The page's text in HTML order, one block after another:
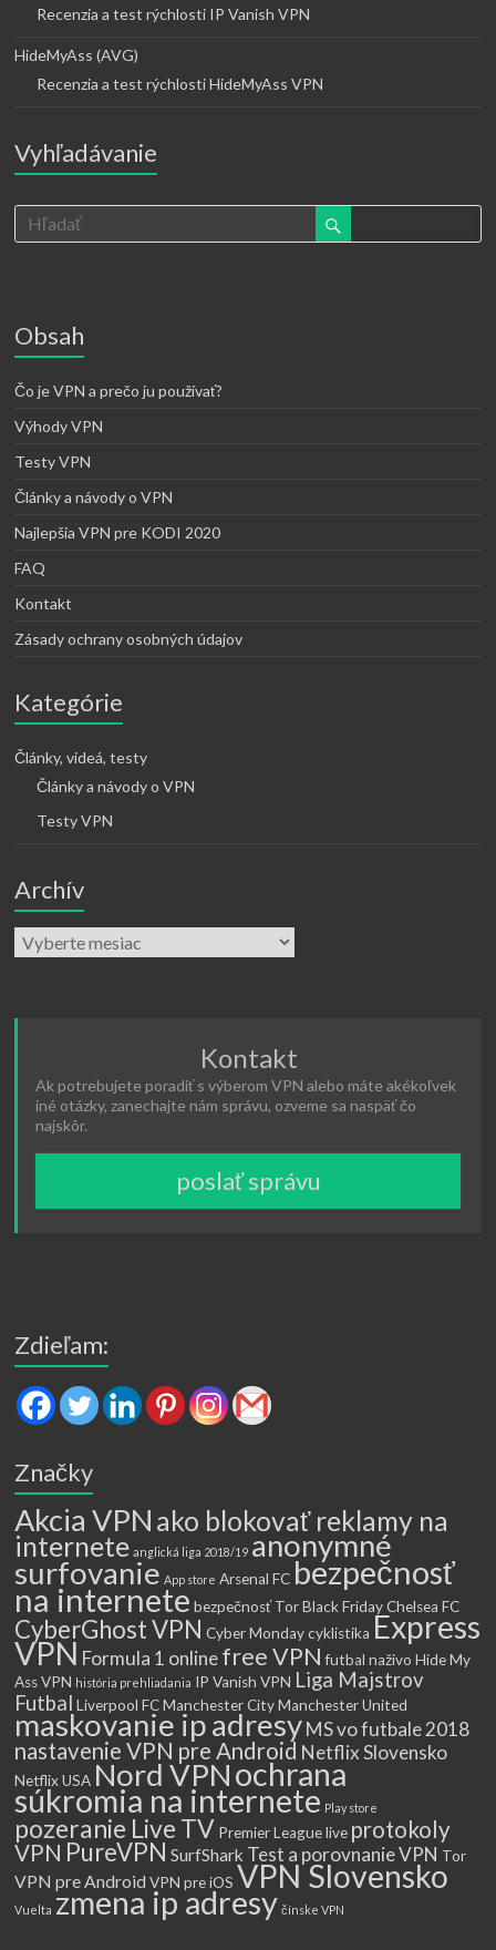
Recenzia a test rýchlosti IP Vanish VPN
HideMyAss (AVG)
Recenzia a test rýchlosti HideMyAss VPN
Vyhľadávanie
Obsah
Čo je VPN a prečo ju používať?
Výhody VPN
Testy VPN
Články a návody o VPN
Najlepšia VPN pre KODI 2020
FAQ
Kontakt
Zásady ochrany osobných údajov
Kategórie
Články, videá, testy
Články a návody o VPN
Testy VPN
Archív
Kontakt
Ak potrebujete poradiť s výberom VPN alebo máte akékoľvek
iné otázky, zanechajte nám správu, ozveme sa naspäť čo
najskôr.
poslať správu
Zdieľam:
Značky
Akcia VPN ako blokovať reklamy na
internete anglická liga 2018/19 anonymné
surfovanie App store Arsenal FC bezpečnosť
na internete bezpečnosť Tor Black Friday Chelsea FC
CyberGhost VPN Cyber Monday cyklistika Express
VPN Formula 1 onlinefree VPN futbal naživo Hide My
Ass VPN história prehliadania IP Vanish VPN Liga Majstrov
Futbal Liverpool FC Manchester City Manchester United
maskovanie ip adresyMS vo futbale 2018
nastavenie VPN pre Android Netflix Slovensko
Netflix USA Nord VPNochrana
súkromia na internete Play store
pozeranie Live TV Premier League live protokoly
VPN PureVPN SurfShark Test a porovnanie VPN Tor
VPN pre Android VPN pre iOS VPN Slovensko
Vuelta zmena ip adresy čínske VPN